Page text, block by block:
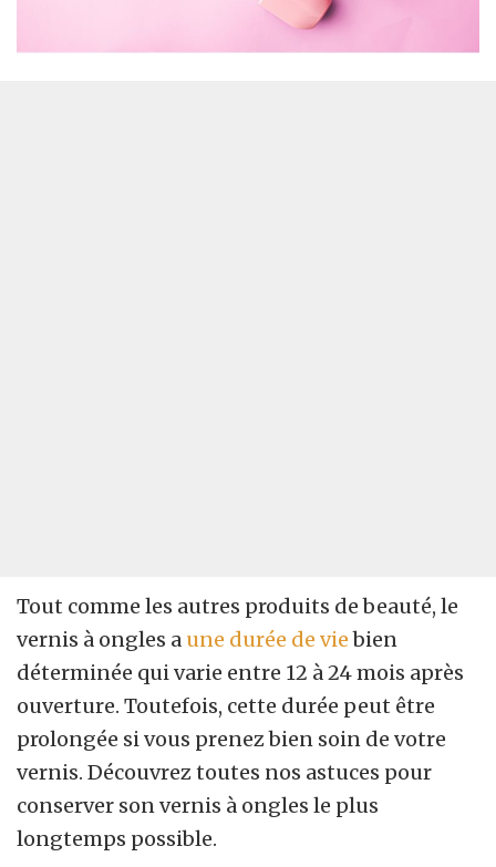
Tout comme les autres produits de beauté, le
vernis à ongles a une durée de viebien
déterminée qui varie entre 12 à 24 mois après
ouverture. Toutefois, cette durée peut être
prolongée si vous prenez bien soin de votre
vernis. Découvrez toutes nos astuces pour
conserver son vernis à ongles le plus
longtemps possible.